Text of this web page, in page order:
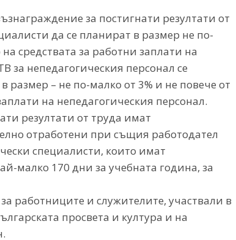
за постигнати резултати от
да се планират в размер не по-
средствата за работни заплати на
за непедагогическия персонал се
– не по-малко от 3% и не повече от
на непедагогическия персонал.
резултати от труда имат
отработени при същия работодател
специалисти, които имат
малко 170 дни за учебната година, за
работниците и служителите, участвали в
просвета и култура и на